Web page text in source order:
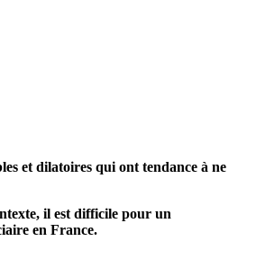
et dilatoires qui ont tendance à ne
il est difficile pour un
en France.